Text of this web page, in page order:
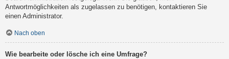
Antwortmöglichkeiten als zugelassen zu benötigen, kontaktieren Sie
einen Administrator.
Nach oben
Wie bearbeite oder lösche ich eine Umfrage?